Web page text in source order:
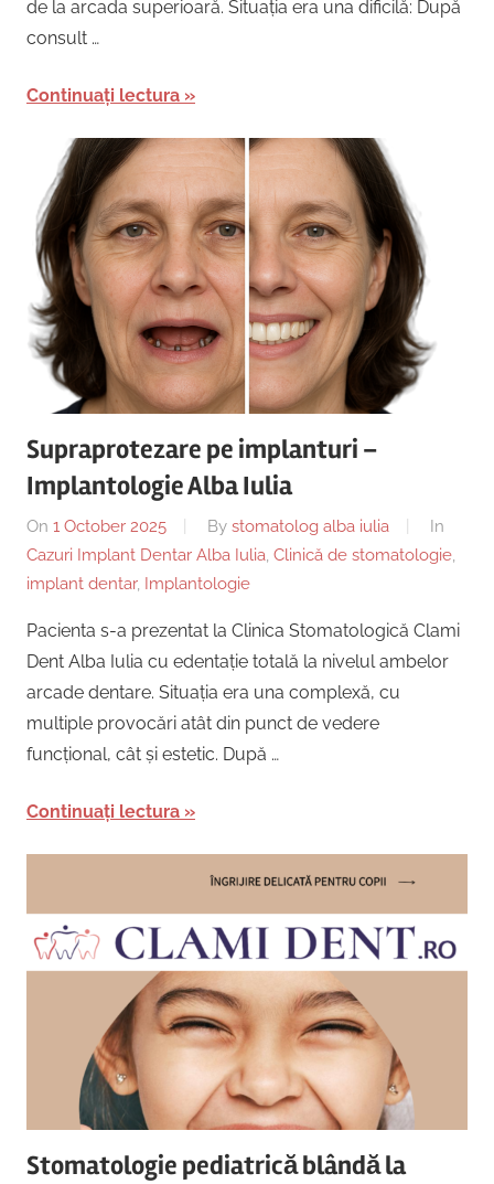
de la arcada superioară. Situația era una dificilă: După
consult …
Continuați lectura
Supraprotezare pe implanturi –
Implantologie Alba Iulia
On 1 October 2025 By stomatolog alba iulia
In
Cazuri Implant Dentar Alba Iulia, Clinică de stomatologie,
implant dentar, Implantologie
Pacienta s-a prezentat la Clinica Stomatologică Clami
Dent Alba Iulia cu edentație totală la nivelul ambelor
arcade dentare. Situația era una complexă, cu
multiple provocări atât din punct de vedere
funcțional, cât și estetic. După …
Continuați lectura
Stomatologie pediatrică blândă la